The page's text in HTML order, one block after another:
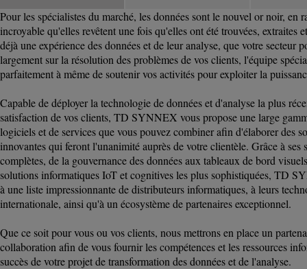
Pour les spécialistes du marché, les données sont le nouvel or noir, en
incroyable qu'elles revêtent une fois qu'elles ont été trouvées, extraites
déjà une expérience des données et de leur analyse, que votre secteur
largement sur la résolution des problèmes de vos clients, l'équipe
parfaitement à même de soutenir vos activités pour exploiter la
Capable de déployer la technologie de données et d'analyse la plus
satisfaction de vos clients, TD SYNNEX vous propose une large
logiciels et de services que vous pouvez combiner afin d'élaborer des
innovantes qui feront l'unanimité auprès de votre clientèle. Grâce à ses
complètes, de la gouvernance des données aux tableaux de bord
solutions informatiques IoT et cognitives les plus sophistiquées, TD
à une liste impressionnante de distributeurs informatiques, à leurs
internationale, ainsi qu'à un écosystème de partenaires exceptionnel.
Que ce soit pour vous ou vos clients, nous mettrons en place un
collaboration afin de vous fournir les compétences et les ressources
succès de votre projet de transformation des données et de l'analyse.